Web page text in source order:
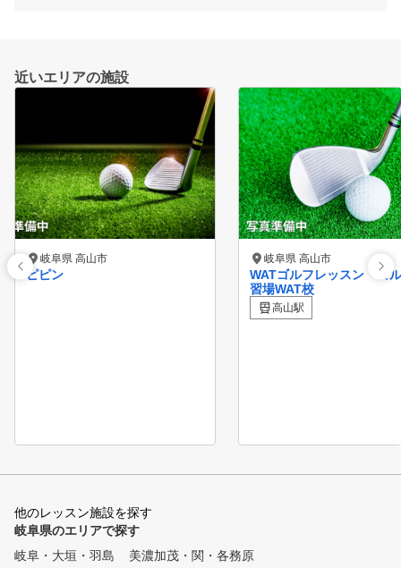
近いエリアの施設
岐阜県 高山市
ピピン
岐阜県 高山市
WATゴルフレッスン ゴ
習場WAT校
高山駅
他のレッスン施設を探す
岐阜県のエリアで探す
岐阜・大垣・羽島
美濃加茂・関・各務原